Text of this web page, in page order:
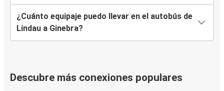
¿Cuánto equipaje puedo llevar en el autobús de
Lindau a Ginebra?
Descubre más conexiones populares